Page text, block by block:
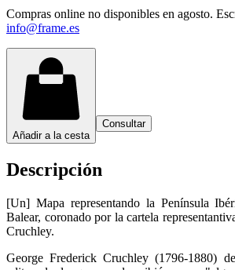
Compras online no disponibles en agosto.
info@frame.es
Añadir a la cesta
Consultar
Descripción
[Un] Mapa representando la Península
Balear, coronado por la cartela
Cruchley.
George Frederick Cruchley (1796-1880)